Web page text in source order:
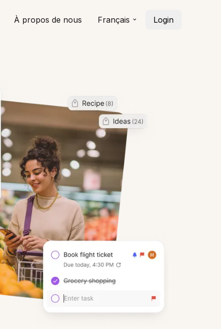
À propos de nous Français Login